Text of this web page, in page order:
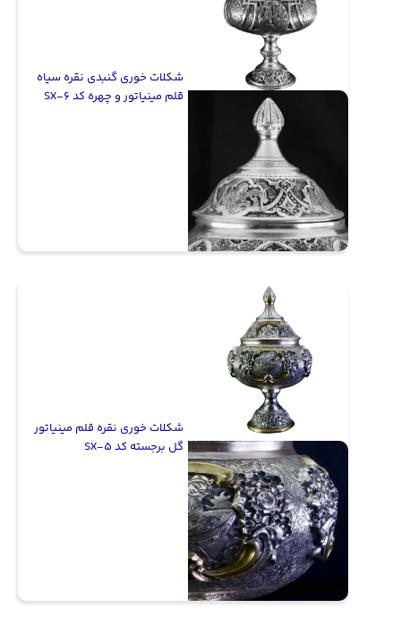
شکلات خوری گنبدی نقره سیاه
قلم مینیاتور و چهره کد SX-6
شکلات خوری نقره قلم مینیاتور
گل برجسته کد SX-5